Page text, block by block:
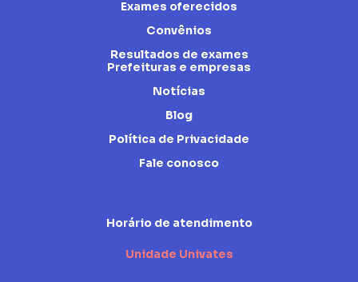
Exames oferecidos
Convênios
Resultados de exames
Prefeituras e empresas
Notícias
Blog
Política de Privacidade
Fale conosco
Horário de atendimento
Unidade Univates